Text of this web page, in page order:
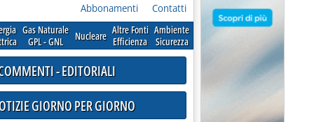
Abbonamenti Contatti
Gas Naturale
GPL - GNL
Nucleare Altre Fonti
Efficienza
Ambiente
Sicurezza
- EDITORIALI
GIORNO PER GIORNO